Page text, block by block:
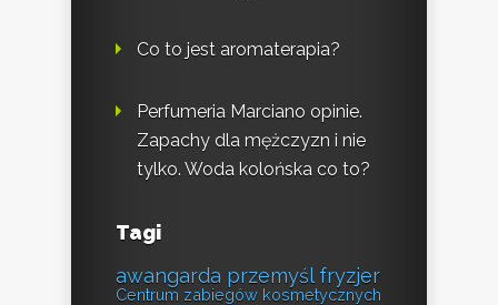
Co to jest aromaterapia?
Perfumeria Marciano opinie.
Zapachy dla mężczyzn i nie
tylko. Woda kolońska co to?
Tagi
awangarda przemyśl fryzjer
Centrum zabiegów kosmetycznych